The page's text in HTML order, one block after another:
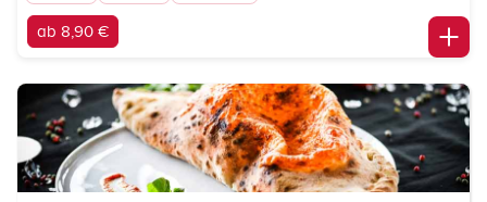
ab 8,90 €